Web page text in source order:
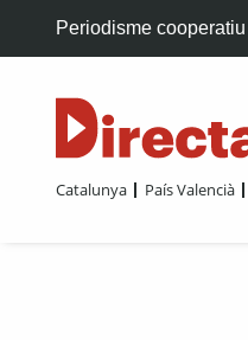
Periodisme
Catalunya País Valencià